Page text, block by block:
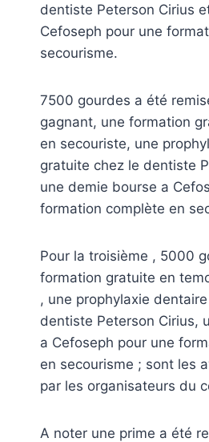
dentiste Peterson Cirius
Cefoseph pour une
secourisme.
7500 gourdes a été
gagnant, une formation
en secouriste, une
gratuite chez le dentiste
une demie bourse a
formation complète en
Pour la troisième , 5000
formation gratuite en
, une prophylaxie
dentiste Peterson Cirius,
a Cefoseph pour une
en secourisme ; sont les
par les organisateurs du
A noter une prime a été